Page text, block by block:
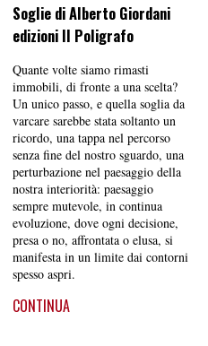
Soglie di Alberto Giordani
edizioni Il Poligrafo
Quante volte siamo rimasti
immobili, di fronte a una scelta?
Un unico passo, e quella soglia da
varcare sarebbe stata soltanto un
ricordo, una tappa nel percorso
senza fine del nostro sguardo, una
perturbazione nel paesaggio della
nostra interiorità: paesaggio
sempre mutevole, in continua
evoluzione, dove ogni decisione,
presa o no, affrontata o elusa, si
manifesta in un limite dai contorni
spesso aspri.
CONTINUA